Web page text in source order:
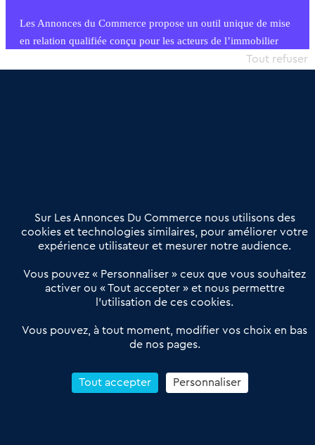
Les Annonces du Commerce propose un outil unique de mise
en relation qualifiée conçu pour les acteurs de l’immobilier
commercial et les collectivités territoriales, simple et intégrant
Offres Pro
Actualités
Qui sommes nous ?
Derniers articles
Réseau 3C : un partenaire national dédié aux transactions
Petitscommerces : Un partenariat au service du commerce de
proximité et des territoires
Reprendre un Restaurant Rapide
Sur Les Annonces Du Commerce nous utilisons des
cookies et technologies similaires, pour améliorer votre
expérience utilisateur et mesurer notre audience.
Vous pouvez « Personnaliser » ceux que vous souhaitez
activer ou « Tout accepter » et nous permettre
l’utilisation de ces cookies.
Vous pouvez, à tout moment, modifier vos choix en bas
de nos pages.
Tout accepter
Tout refuser
Personnaliser